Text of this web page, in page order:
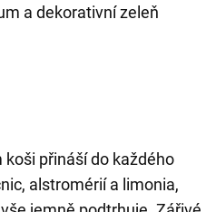
a dekorativní zeleň
přináší do každého
alstromérií a limonia,